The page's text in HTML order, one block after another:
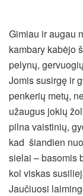
Gimiau ir augau
kambary kabėjo
pelynų,
Jomis susirgę ir
penkerių metų,
užaugus jokių
pilna vaistinių,
kad šiandien
sielai – basomis
kol viskas
Jaučiuosi